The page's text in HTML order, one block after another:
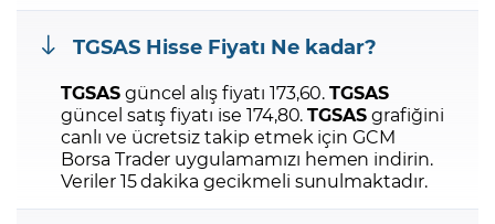
TGSAS Hisse Fiyatı Ne kadar?
TGSASgüncel alış fiyatı 173,60.TGSAS
güncel satış fiyatı ise 174,80.TGSASgrafiğini
canlı ve ücretsiz takip etmek için GCM
Borsa Trader uygulamamızı hemen indirin.
Veriler 15 dakika gecikmeli sunulmaktadır.